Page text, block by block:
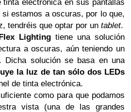
electrónica en sus pantallas
estamos a oscuras, por lo que,
tendréis que optar por un tablet.
Lighting tiene una solución
a oscuras, aún teniendo un
Dicha solución se basa en una
la luz de tan sólo dos LEDs
de tinta electrónica.
como para que podamos
vista (una de las grandes